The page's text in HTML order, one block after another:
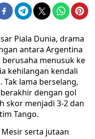
Piala Dunia, drama
antara Argentina
berusaha menusuk ke
kehilangan kendali
lama berselang,
dengan gol
skor menjadi 3-2 dan
Tango.
serta jutaan